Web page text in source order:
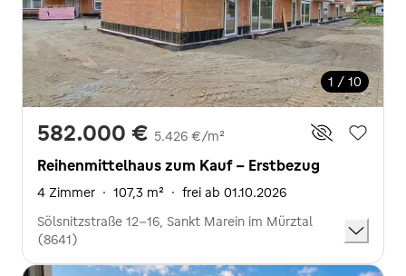
1 / 10
582.000 € 5.426 €/m²
Reihenmittelhaus zum Kauf - Erstbezug
4 Zimmer · 107,3 m² · frei ab 01.10.2026
Sölsnitzstraße 12-16, Sankt Marein im Mürztal
(8641)